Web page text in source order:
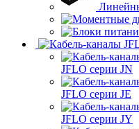
JFLO серии JN
JFLO серии JE
JFLO серии JY